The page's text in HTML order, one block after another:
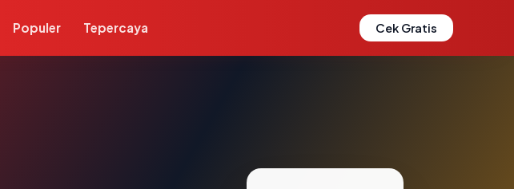
Populer Tepercaya Cek Gratis